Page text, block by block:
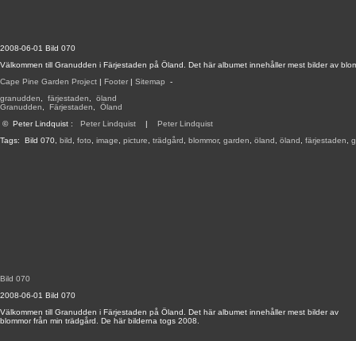
2008-06-01 Bild 070
Välkommen till Granudden i Färjestaden på Öland. Det här albumet innehåller mest bilder av
Cape Pine Garden Project | Footer | Sitemap -
granudden
färjestaden
öland
Granudden
Färjestaden
Öland
© Peter Lindquist : Peter Lindquist | Peter Lindquist
Tags: Bild 070 bild foto image picture trädgård blommor, garden öland öland färjestaden
Bild 070
2008-06-01 Bild 070
Välkommen till Granudden i Färjestaden på Öland. Det här albumet innehåller mest bilder av
blommor från min trädgård. De här bilderna togs 2008.